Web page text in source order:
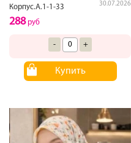
Корпус.А.1-1-33
30.07.2026
288руб
- +
Купить